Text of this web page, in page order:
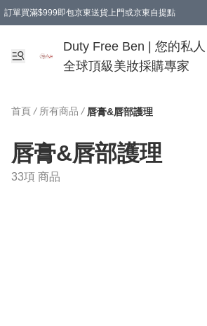
訂單買滿$999即包京東送貨上門或京東自提點
Duty Free Ben | 您的私人
全球頂級美妝採購專家
首頁 / 所有商品 / 唇膏&唇部護理
唇膏&唇部護理
33項 商品